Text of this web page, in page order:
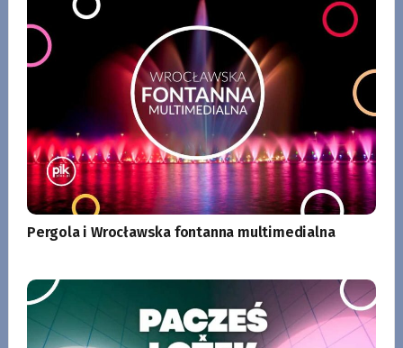
Pergola i Wrocławska fontanna multimedialna